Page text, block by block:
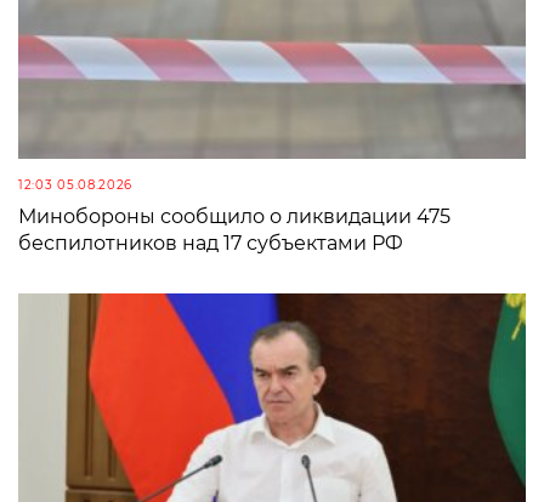
12:03 05.08.2026
Минобороны сообщило о ликвидации 475
беспилотников над 17 субъектами РФ